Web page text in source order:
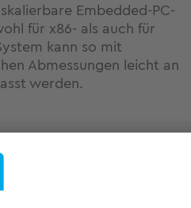
Embedded-PC-
für x86- als auch für
kann so mit
Abmessungen leicht an
werden.